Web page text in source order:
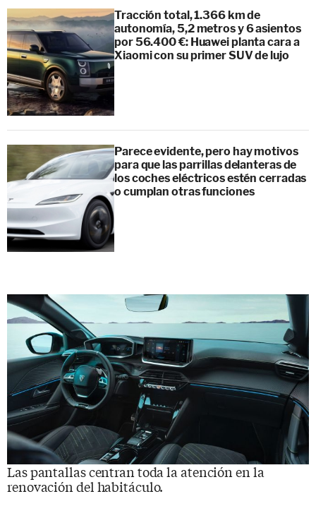
Tracción total, 1.366 km de
autonomía, 5,2 metros y 6 asientos
por 56.400 €: Huawei planta cara a
Xiaomi con su primer SUV de lujo
Parece evidente, pero hay motivos
para que las parrillas delanteras de
los coches eléctricos estén cerradas
o cumplan otras funciones
Las pantallas centran toda la atención en la
renovación del habitáculo.